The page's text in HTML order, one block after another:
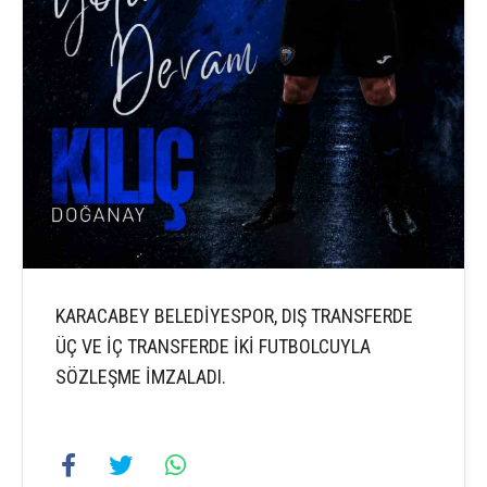
KARACABEY BELEDİYESPOR, DIŞ TRANSFERDE
ÜÇ VE İÇ TRANSFERDE İKİ FUTBOLCUYLA
SÖZLEŞME İMZALADI.